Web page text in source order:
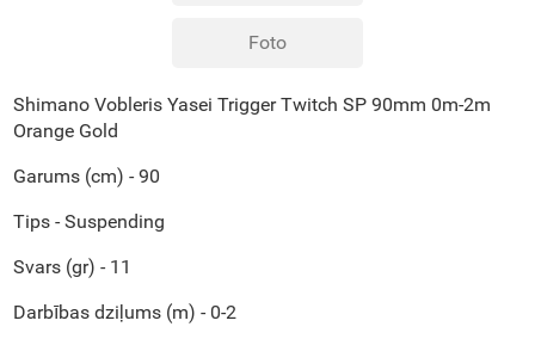
Foto
Shimano Vobleris Yasei Trigger Twitch SP 90mm 0m-2m
Orange Gold
Garums (cm) - 90
Tips - Suspending
Svars (gr) - 11
Darbības dziļums (m) - 0-2